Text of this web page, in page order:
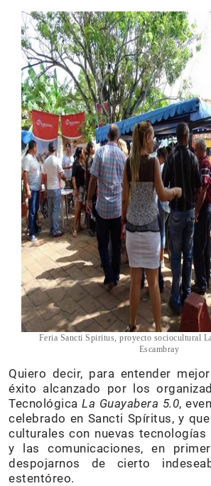
Feria Sancti Spiritus, proyecto sociocultural
Escambray
Quiero decir, para entender
éxito alcanzado por los
Tecnológica La Guayabera 5.0,
celebrado en Sancti Spíritus, y
culturales con nuevas
y las comunicaciones, en
despojarnos de cierto
estentóreo.